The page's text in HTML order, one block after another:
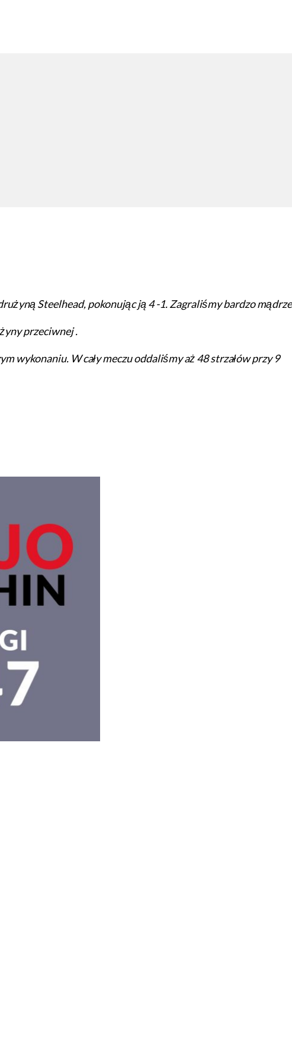
Steelhead, pokonując ją 4 -1. Zagraliśmy bardzo mądrze
przeciwnej .
wykonaniu. W cały meczu oddaliśmy aż 48 strzałów przy 9